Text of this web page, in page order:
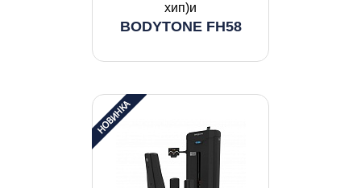
хип)и
BODYTONE FH58